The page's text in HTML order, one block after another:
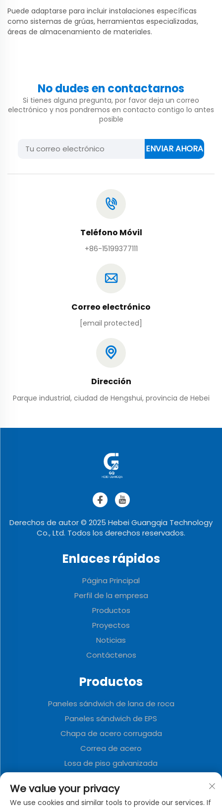
Puede adaptarse para incluir instalaciones específicas
como sistemas de grúas, herramientas especializadas,
áreas de almacenamiento de materiales.
No dudes en contactarnos
Si tienes alguna pregunta, por favor deja un correo
electrónico y nos pondremos en contacto contigo lo antes
posible
ENVIAR AHORA
Teléfono Móvil
+86-15199377111
Correo electrónico
[email protected]
Dirección
Parque industrial, ciudad de Hengshui, provincia de Hebei
Derechos de autor © 2025 Hebei Guangqia Technology
Co., Ltd. Todos los derechos reservados.
Enlaces rápidos
Página Principal
Perfil de la empresa
Productos
Proyectos
Noticias
Contáctenos
Productos
Paneles sándwich de lana de roca
Paneles sándwich de EPS
Chapa de acero corrugada
Correa de acero
Losa de piso galvanizada
Tablero decorativo de metal
Casa de Contenedor Plegable
We value your privacy
We use cookies and similar tools to provide our services. If